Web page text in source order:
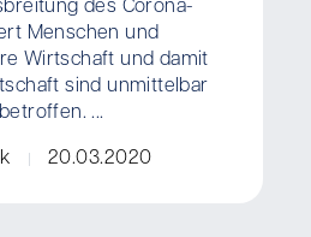
des Corona-
Menschen und
Wirtschaft und damit
sind unmittelbar
...
20.03.2020